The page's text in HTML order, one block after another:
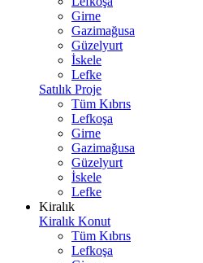
Girne
Gazimağusa
Güzelyurt
İskele
Lefke
Satılık Proje
Tüm Kıbrıs
Lefkoşa
Girne
Gazimağusa
Güzelyurt
İskele
Lefke
Kiralık
Kiralık Konut
Tüm Kıbrıs
Lefkoşa